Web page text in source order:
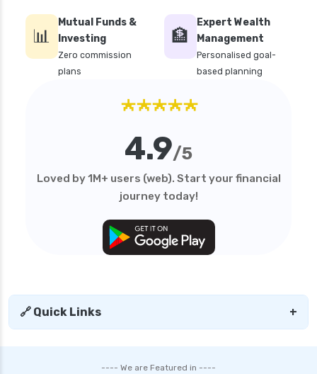
📊
Mutual Funds &
Investing
Zero commission
plans
🏦
Expert Wealth
Management
Personalised goal-
based planning
★★★★★
4.9/5
Loved by 1M+ users (web). Start your financial
journey today!
🔗 Quick Links +
---- We are Featured in ----